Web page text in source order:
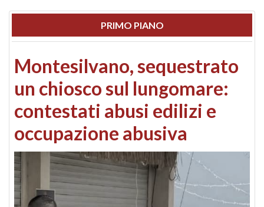
PRIMO PIANO
Montesilvano, sequestrato
un chiosco sul lungomare:
contestati abusi edilizi e
occupazione abusiva